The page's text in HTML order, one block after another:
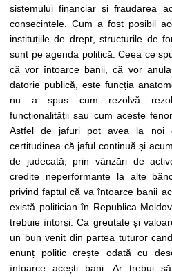
sistemului financiar și fraudarea
consecințele. Cum a fost posibil
instituțiile de drept, structurile de
sunt pe agenda politică. Ceea ce
că vor întoarce banii, că vor
datorie publică, este funcția
nu a spus cum rezolvă
funcționalității sau cum aceste
Astfel de jafuri pot avea la noi
certitudinea că jaful continuă și
de judecată, prin vânzări de
credite neperformante la alte
privind faptul că va întoarce banii
există politician în Republica
trebuie întorși. Ca greutate și
un bun venit din partea tuturor
enunț politic crește odată cu
întoarce acești bani. Ar trebui